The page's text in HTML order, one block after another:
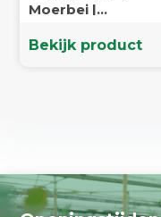
Moerbei |
Bekijk product